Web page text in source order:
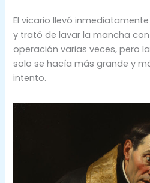
El vicario llevó
y trató de lavar la mancha
operación varias veces, pero
solo se hacía más grande y
intento.